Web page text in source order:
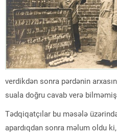
verdikdən sonra pərdənin
suala doğru cavab verə
Tədqiqatçılar bu məsələ
apardıqdan sonra məlum oldu